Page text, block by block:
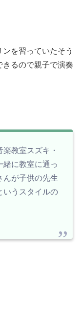
を習っていたそう
るので親子で演奏
教室スズキ・
緒に教室に通っ
んが子供の先生
いうスタイルの